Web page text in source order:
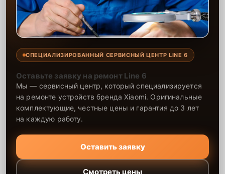
СПЕЦИАЛИЗИРОВАННЫЙ СЕРВИСНЫЙ ЦЕНТР LINE 6
Оставьте заявку на ремонт Line 6
Мы — сервисный центр, который специализируется
на ремонте устройств бренда Xiaomi. Оригинальные
комплектующие, честные цены и гарантия до 3 лет
на каждую работу.
Оставить заявку
Смотреть цены